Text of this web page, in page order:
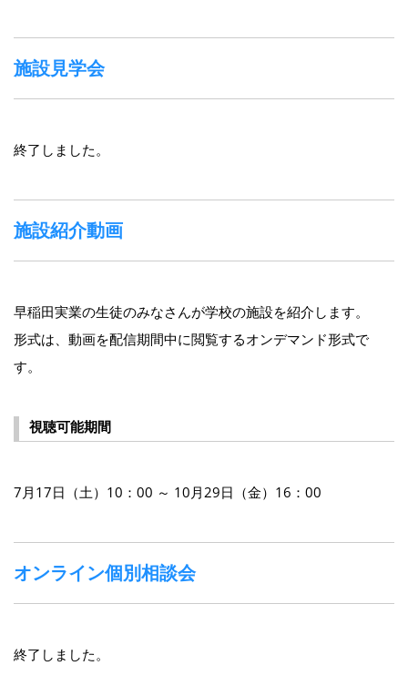
施設見学会
終了しました。
施設紹介動画
早稲田実業の生徒のみなさんが学校の施設を紹介します。
形式は、動画を配信期間中に閲覧するオンデマンド形式で
す。
視聴可能期間
7月17日（土）10：00 ～ 10月29日（金）16：00
オンライン個別相談会
終了しました。